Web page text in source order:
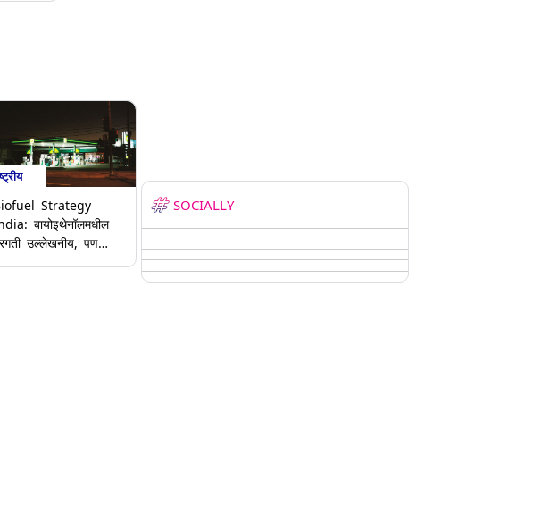
Strategy
बायोइथेनॉलमधील
उल्लेखनीय, पण
SOCIALLY